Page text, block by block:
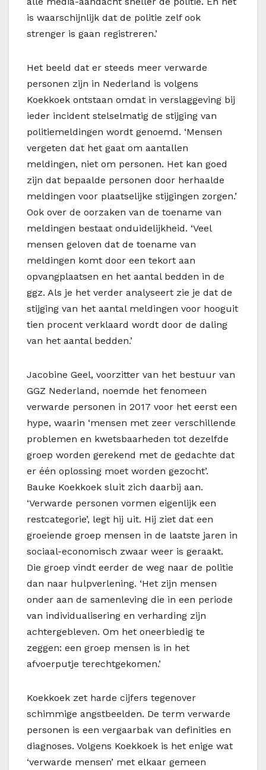
is waarschijnlijk dat de politie zelf ook
strenger is gaan registreren.’
Het beeld dat er steeds meer verwarde
personen zijn in Nederland is volgens
Koekkoek ontstaan omdat in verslaggeving bij
ieder incident stelselmatig de stijging van
politiemeldingen wordt genoemd. ‘Mensen
vergeten dat het gaat om aantallen
meldingen, niet om personen. Het kan goed
zijn dat bepaalde personen door herhaalde
meldingen voor plaatselijke stijgingen zorgen.’
Ook over de oorzaken van de toename van
meldingen bestaat onduidelijkheid. ‘Veel
mensen geloven dat de toename van
meldingen komt door een tekort aan
opvangplaatsen en het aantal bedden in de
ggz. Als je het verder analyseert zie je dat de
stijging van het aantal meldingen voor hooguit
tien procent verklaard wordt door de daling
van het aantal bedden.’
Jacobine Geel, voorzitter van het bestuur van
GGZ Nederland, noemde het fenomeen
verwarde personen in 2017 voor het eerst een
hype, waarin ‘mensen met zeer verschillende
problemen en kwetsbaarheden tot dezelfde
groep worden gerekend met de gedachte dat
er één oplossing moet worden gezocht’.
Bauke Koekkoek sluit zich daarbij aan.
‘Verwarde personen vormen eigenlijk een
restcategorie’, legt hij uit. Hij ziet dat een
groeiende groep mensen in de laatste jaren in
sociaal-economisch zwaar weer is geraakt.
Die groep vindt eerder de weg naar de politie
dan naar hulpverlening. ‘Het zijn mensen
onder aan de samenleving die in een periode
van individualisering en verharding zijn
achtergebleven. Om het oneerbiedig te
zeggen: een groep mensen is in het
afvoerputje terechtgekomen.’
Koekkoek zet harde cijfers tegenover
schimmige angstbeelden. De term verwarde
personen is een vergaarbak van definities en
diagnoses. Volgens Koekkoek is het enige wat
‘verwarde mensen’ met elkaar gemeen